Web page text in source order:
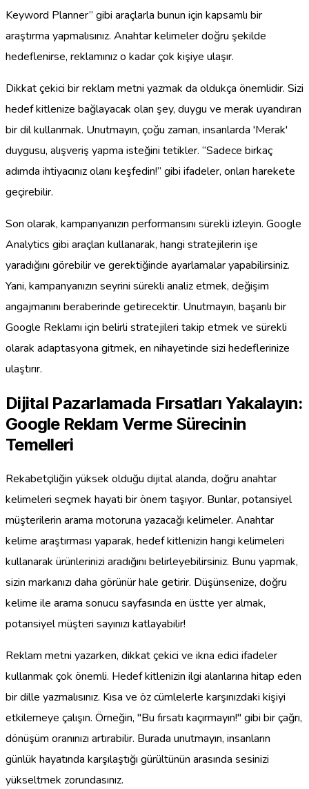
Keyword Planner” gibi araçlarla bunun için kapsamlı bir
araştırma yapmalısınız. Anahtar kelimeler doğru şekilde
hedeflenirse, reklamınız o kadar çok kişiye ulaşır.
Dikkat çekici bir reklam metni yazmak da oldukça önemlidir. Sizi
hedef kitlenize bağlayacak olan şey, duygu ve merak uyandıran
bir dil kullanmak. Unutmayın, çoğu zaman, insanlarda 'Merak'
duygusu, alışveriş yapma isteğini tetikler. “Sadece birkaç
adımda ihtiyacınız olanı keşfedin!” gibi ifadeler, onları harekete
geçirebilir.
Son olarak, kampanyanızın performansını sürekli izleyin. Google
Analytics gibi araçları kullanarak, hangi stratejilerin işe
yaradığını görebilir ve gerektiğinde ayarlamalar yapabilirsiniz.
Yani, kampanyanızın seyrini sürekli analiz etmek, değişim
angajmanını beraberinde getirecektir. Unutmayın, başarılı bir
Google Reklamı için belirli stratejileri takip etmek ve sürekli
olarak adaptasyona gitmek, en nihayetinde sizi hedeflerinize
ulaştırır.
Dijital Pazarlamada Fırsatları Yakalayın:
Google Reklam Verme Sürecinin
Temelleri
Rekabetçiliğin yüksek olduğu dijital alanda, doğru anahtar
kelimeleri seçmek hayati bir önem taşıyor. Bunlar, potansiyel
müşterilerin arama motoruna yazacağı kelimeler. Anahtar
kelime araştırması yaparak, hedef kitlenizin hangi kelimeleri
kullanarak ürünlerinizi aradığını belirleyebilirsiniz. Bunu yapmak,
sizin markanızı daha görünür hale getirir. Düşünsenize, doğru
kelime ile arama sonucu sayfasında en üstte yer almak,
potansiyel müşteri sayınızı katlayabilir!
Reklam metni yazarken, dikkat çekici ve ikna edici ifadeler
kullanmak çok önemli. Hedef kitlenizin ilgi alanlarına hitap eden
bir dille yazmalısınız. Kısa ve öz cümlelerle karşınızdaki kişiyi
etkilemeye çalışın. Örneğin, "Bu fırsatı kaçırmayın!" gibi bir çağrı,
dönüşüm oranınızı artırabilir. Burada unutmayın, insanların
günlük hayatında karşılaştığı gürültünün arasında sesinizi
yükseltmek zorundasınız.